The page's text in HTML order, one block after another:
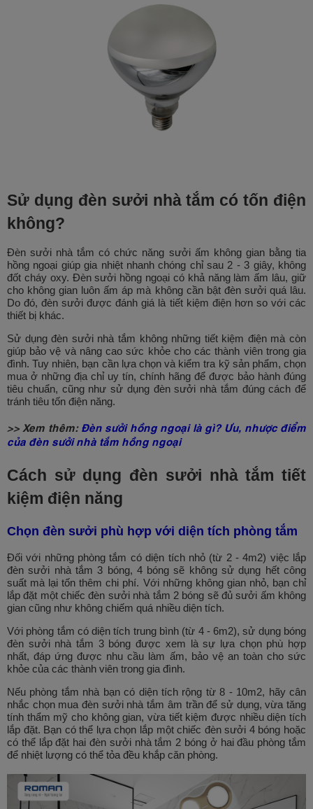
Sử dụng đèn sưởi nhà tắm có tốn điện
không?
Đèn sưởi nhà tắm có chức năng sưởi ấm không gian bằng tia
hồng ngoại giúp gia nhiệt nhanh chóng chỉ sau 2 - 3 giây, không
đốt cháy oxy. Đèn sưởi hồng ngoại có khả năng làm ấm lâu, giữ
cho không gian luôn ấm áp mà không cần bật đèn sưởi quá lâu.
Do đó, đèn sưởi được đánh giá là tiết kiệm điện hơn so với các
thiết bị khác.
Sử dụng đèn sưởi nhà tắm không những tiết kiệm điện mà còn
giúp bảo vệ và nâng cao sức khỏe cho các thành viên trong gia
đình. Tuy nhiên, bạn cần lựa chọn và kiểm tra kỹ sản phẩm, chọn
mua ở những địa chỉ uy tín, chính hãng để được bảo hành đúng
tiêu chuẩn, cũng như sử dụng đèn sưởi nhà tắm đúng cách để
tránh tiêu tốn điện năng.
>> Xem thêm:Đèn sưởi hồng ngoại là gì? Ưu, nhược điểm
của đèn sưởi nhà tắm hồng ngoại
Cách sử dụng đèn sưởi nhà tắm tiết
kiệm điện năng
Chọn đèn sưởi phù hợp với diện tích phòng tắm
Đối với những phòng tắm có diện tích nhỏ (từ 2 - 4m2) việc lắp
đèn sưởi nhà tắm 3 bóng, 4 bóng sẽ không sử dụng hết công
suất mà lại tốn thêm chi phí. Với những không gian nhỏ, bạn chỉ
lắp đặt một chiếc đèn sưởi nhà tắm 2 bóng sẽ đủ sưởi ấm không
gian cũng như không chiếm quá nhiều diện tích.
Với phòng tắm có diện tích trung bình (từ 4 - 6m2), sử dụng bóng
đèn sưởi nhà tắm 3 bóng được xem là sự lựa chọn phù hợp
nhất, đáp ứng được nhu cầu làm ấm, bảo vệ an toàn cho sức
khỏe của các thành viên trong gia đình.
Nếu phòng tắm nhà bạn có diện tích rộng từ 8 - 10m2, hãy cân
nhắc chọn mua đèn sưởi nhà tắm âm trần để sử dụng, vừa tăng
tính thẩm mỹ cho không gian, vừa tiết kiệm được nhiều diện tích
lắp đặt. Bạn có thể lựa chọn lắp một chiếc đèn sưởi 4 bóng hoặc
có thể lắp đặt hai đèn sưởi nhà tắm 2 bóng ở hai đầu phòng tắm
để nhiệt lượng có thể tỏa đều khắp căn phòng.